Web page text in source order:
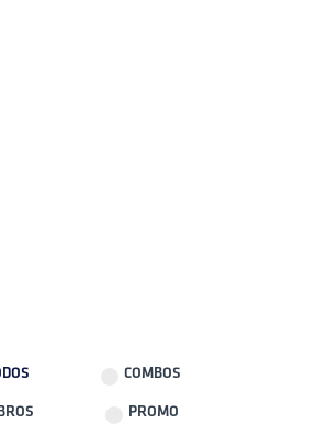
COMBOS
PROMO